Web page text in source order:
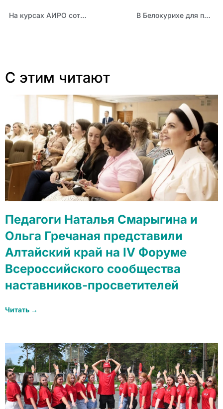
На курсах АИРО сотрудники детских садов учились управлять инновационными проектами В Белокурихе для педагогов детских садов пройдет образовательный семинар
С этим читают
Педагоги Наталья Смарыгина и
Ольга Гречаная представили
Алтайский край на IV Форуме
Всероссийского сообщества
наставников-просветителей
Читать →